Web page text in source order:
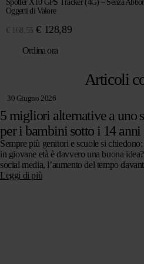
Spotter X10 GPS Tracker (4G) – Senza
Oggetti di Valore
€ 168,55 Il
originale
€ 128,89Il
€ 128,89.
Ordina ora
Articoli
30 Giugno 2026
5 migliori alternative a uno
per i bambini sotto i 14 anni
Sempre più genitori e scuole si
in giovane età è davvero una buona idea?
social media, l’aumento del tempo
preoccupazioni…
Leggi di più